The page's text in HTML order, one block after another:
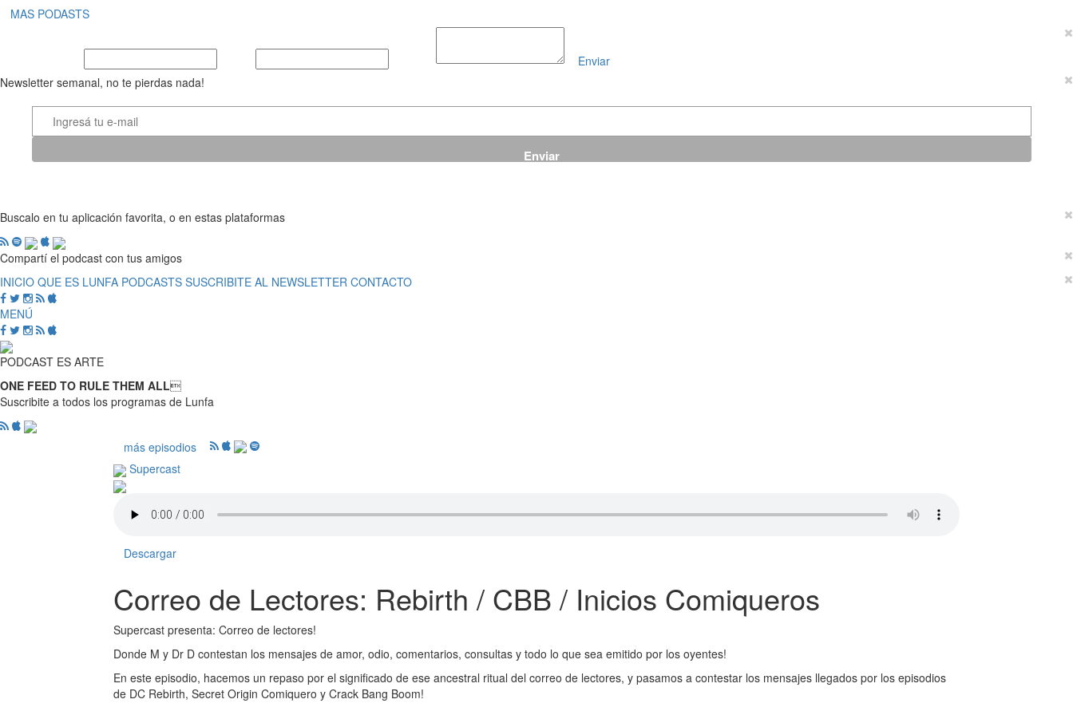
MAS PODASTS
Enviar
Newsletter semanal, no te pierdas nada!
Buscalo en tu aplicación favorita, o en estas plataformas
Compartí el podcast con tus amigos
INICIO QUE ES LUNFA PODCASTS SUSCRIBITE AL NEWSLETTER CONTACTO
MENÚ
PODCAST ES ARTE
ONE FEED TO RULE THEM ALL
Suscribite a todos los programas de Lunfa
más episodios
Supercast
Descargar
Correo de Lectores: Rebirth / CBB / Inicios Comiqueros
Supercast presenta: Correo de lectores!
Donde M y Dr D contestan los mensajes de amor, odio, comentarios, consultas y todo lo que sea emitido por los oyentes!
En este episodio, hacemos un repaso por el significado de ese ancestral ritual del correo de lectores, y pasamos a contestar los mensajes llegados por los episodios
de DC Rebirth, Secret Origin Comiquero y Crack Bang Boom!